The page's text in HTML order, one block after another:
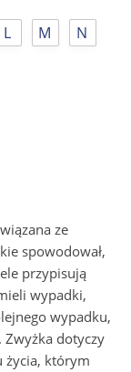
L M N
ze
spowodował,
przypisują
wypadki,
wypadku,
Zwyżka dotyczy
życia, którym